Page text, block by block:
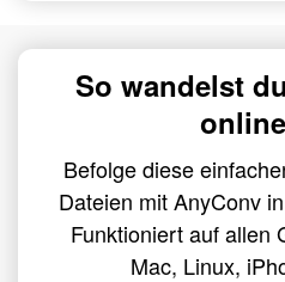
So wandelst
Befolge diese
Dateien mit AnyConv
Funktioniert auf allen
Mac, Linux,